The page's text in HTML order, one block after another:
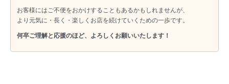
お客様にはご不便をおかけすることもあるかもしれませんが、
より元気に・長く・楽しくお店を続けていくための一歩です。
何卒ご理解と応援のほど、よろしくお願いいたします！